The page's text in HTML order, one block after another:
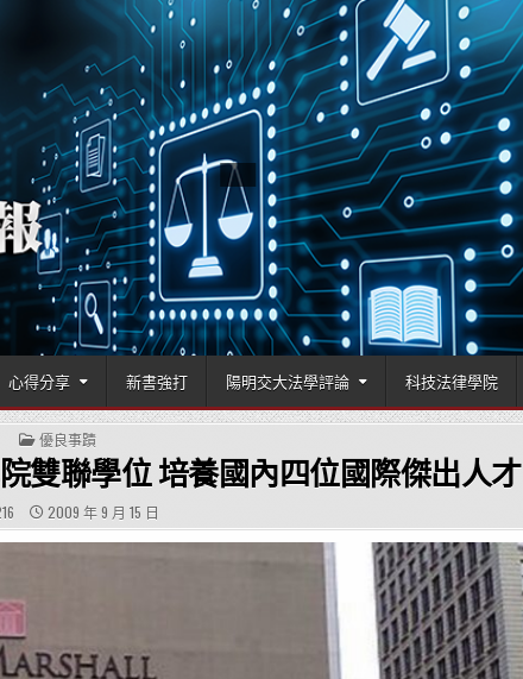
國立陽明交通大學科技法律學院
心得分享 新書強打 陽明交大法學評論 科技法律學院
POSTED IN
優良事蹟
雙聯學位 培養國內四位國際傑出人才
PUBLISHED DATE:
2009 年 9 月 15 日